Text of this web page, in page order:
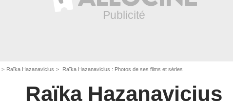
Raïka Hazanavicius Raïka Hazanavicius : Photos de ses films et séries
Raïka Hazanavicius